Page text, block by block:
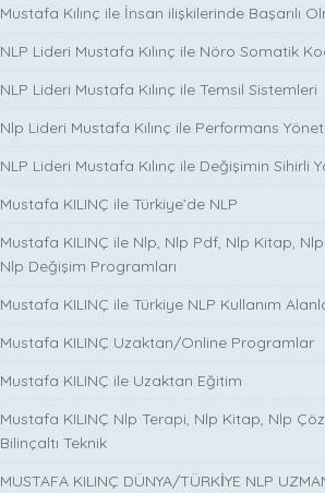
Mustafa Kılınç ile İnsan ilişkilerinde Başarılı
NLP Lideri Mustafa Kılınç ile Nöro Somatik
NLP Lideri Mustafa Kılınç ile Temsil Sistemleri
Nlp Lideri Mustafa Kılınç ile Performans
NLP Lideri Mustafa Kılınç ile Değişimin Sihirli
Mustafa KILINÇ ile Türkiye’de NLP
Mustafa KILINÇ ile Nlp, Nlp Pdf, Nlp Kitap,
Nlp Değişim Programları
Mustafa KILINÇ ile Türkiye NLP Kullanım
Mustafa KILINÇ Uzaktan/Online Programlar
Mustafa KILINÇ ile Uzaktan Eğitim
Mustafa KILINÇ Nlp Terapi, Nlp Kitap, Nlp
Bilinçaltı Teknik
MUSTAFA KILINÇ DÜNYA/TÜRKİYE NLP